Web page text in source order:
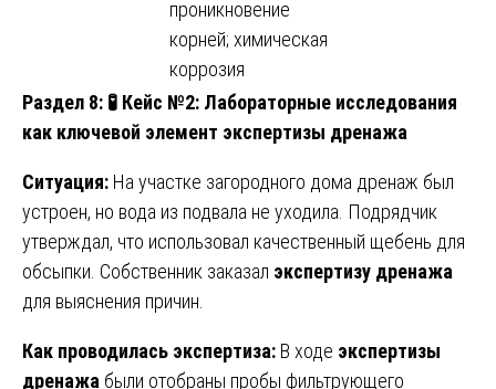
проникновение
корней; химическая
коррозия
Раздел 8: 🧪 Кейс №2: Лабораторные исследования
как ключевой элемент экспертизы дренажа
Ситуация: На участке загородного дома дренаж был
устроен, но вода из подвала не уходила. Подрядчик
утверждал, что использовал качественный щебень для
обсыпки. Собственник заказал экспертизу дренажа
для выяснения причин.
Как проводилась экспертиза: В ходе экспертизы
дренажа были отобраны пробы фильтрующего